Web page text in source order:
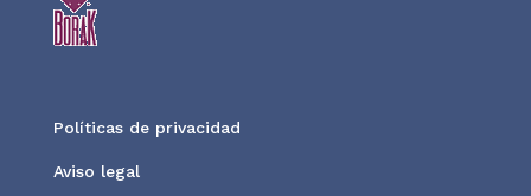
Políticas de privacidad
Aviso legal